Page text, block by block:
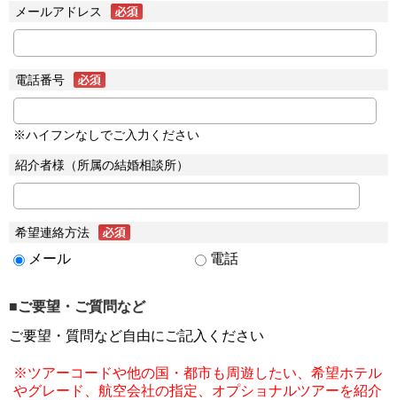
メールアドレス
電話番号
※ハイフンなしでご入力ください
紹介者様（所属の結婚相談所）
希望連絡方法
メール 電話
■ご要望・ご質問など
ご要望・質問など自由にご記入ください
※ツアーコードや他の国・都市も周遊したい、希望ホテル
やグレード、航空会社の指定、オプショナルツアーを紹介